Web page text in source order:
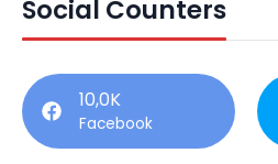
Social Counters
10,0K
Facebook